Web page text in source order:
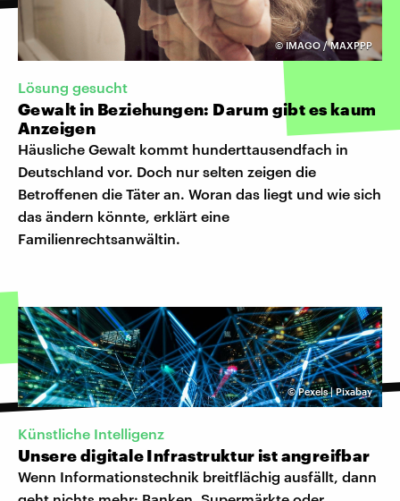
©IMAGO / MAXPPP
Lösung gesucht
Gewalt in Beziehungen: Darum gibt es kaum
Anzeigen
Häusliche Gewalt kommt hunderttausendfach in
Deutschland vor. Doch nur selten zeigen die
Betroffenen die Täter an. Woran das liegt und wie sich
das ändern könnte, erklärt eine
Familienrechtsanwältin.
©Pexels | Pixabay
Künstliche Intelligenz
Unsere digitale Infrastruktur ist angreifbar
Wenn Informationstechnik breitflächig ausfällt, dann